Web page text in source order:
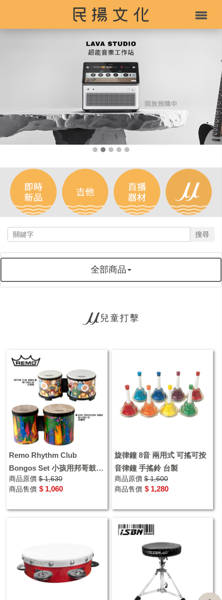
搜尋
全部商品
兒童打擊
Remo Rhythm Club
Bongos Set 小孩用邦哥鼓
Kid Bongo set兒童用曼波鼓
商品原價 $ 1,630
商品售價 $ 1,060
旋律鐘 8音 兩用式 可搖可按
音律鐘 手搖鈴 台製
商品原價 $ 1,600
商品售價 $ 1,280